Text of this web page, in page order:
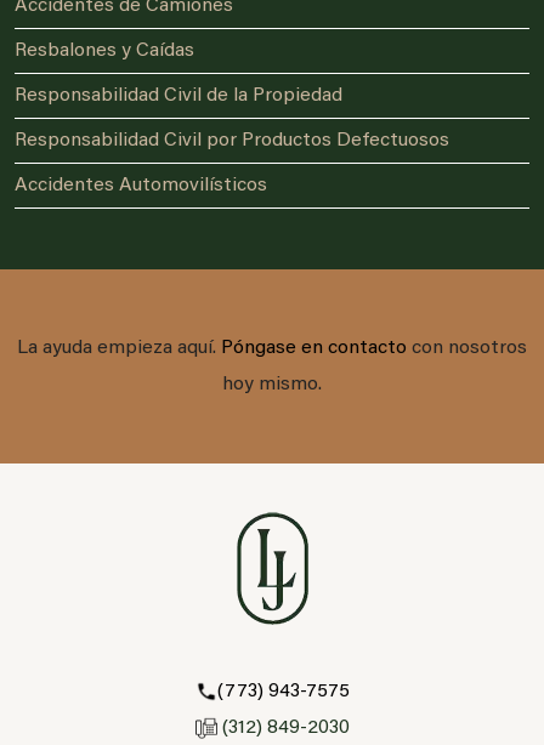
Accidentes de Camiones
Resbalones y Caídas
Responsabilidad Civil de la Propiedad
Responsabilidad Civil por Productos Defectuosos
Accidentes Automovilísticos
La ayuda empieza aquí. Póngase en contacto con nosotros
hoy mismo.
(773) 943-7575
(312) 849-2030